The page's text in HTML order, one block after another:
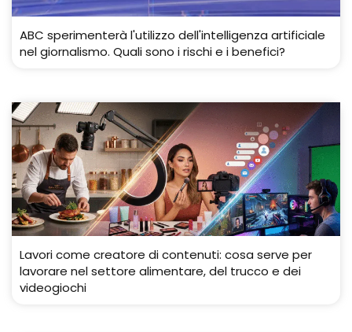
ABC sperimenterà l'utilizzo dell'intelligenza artificiale
nel giornalismo. Quali sono i rischi e i benefici?
Lavori come creatore di contenuti: cosa serve per
lavorare nel settore alimentare, del trucco e dei
videogiochi